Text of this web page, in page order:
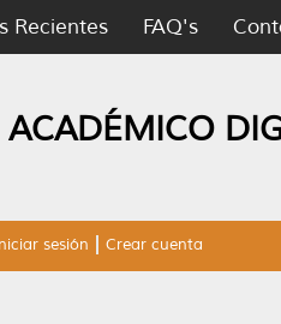
Recientes FAQ's
ACADÉMICO
sesión Crear cuenta